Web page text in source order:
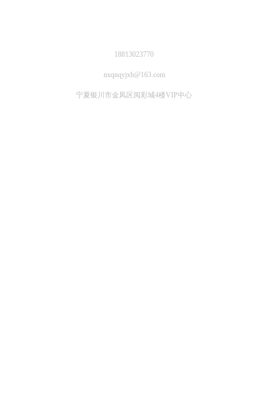
18813023770
nxqnqyjxh@163.com
宁夏银川市金凤区阅彩城4楼VIP中心